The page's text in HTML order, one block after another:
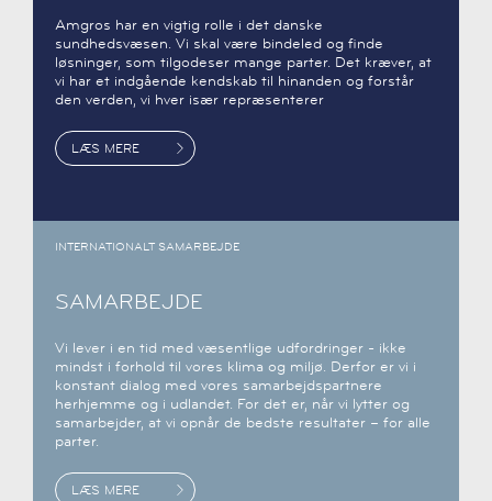
Amgros har en vigtig rolle i det danske
sundhedsvæsen. Vi skal være bindeled og finde
løsninger, som tilgodeser mange parter. Det kræver, at
vi har et indgående kendskab til hinanden og forstår
den verden, vi hver især repræsenterer
LÆS MERE
INTERNATIONALT SAMARBEJDE
SAMARBEJDE
Vi lever i en tid med væsentlige udfordringer - ikke
mindst i forhold til vores klima og miljø. Derfor er vi i
konstant dialog med vores samarbejdspartnere
herhjemme og i udlandet. For det er, når vi lytter og
samarbejder, at vi opnår de bedste resultater – for alle
parter.
LÆS MERE